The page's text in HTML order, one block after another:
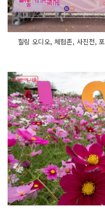
힐링 오디오, 체험존, 사진전,